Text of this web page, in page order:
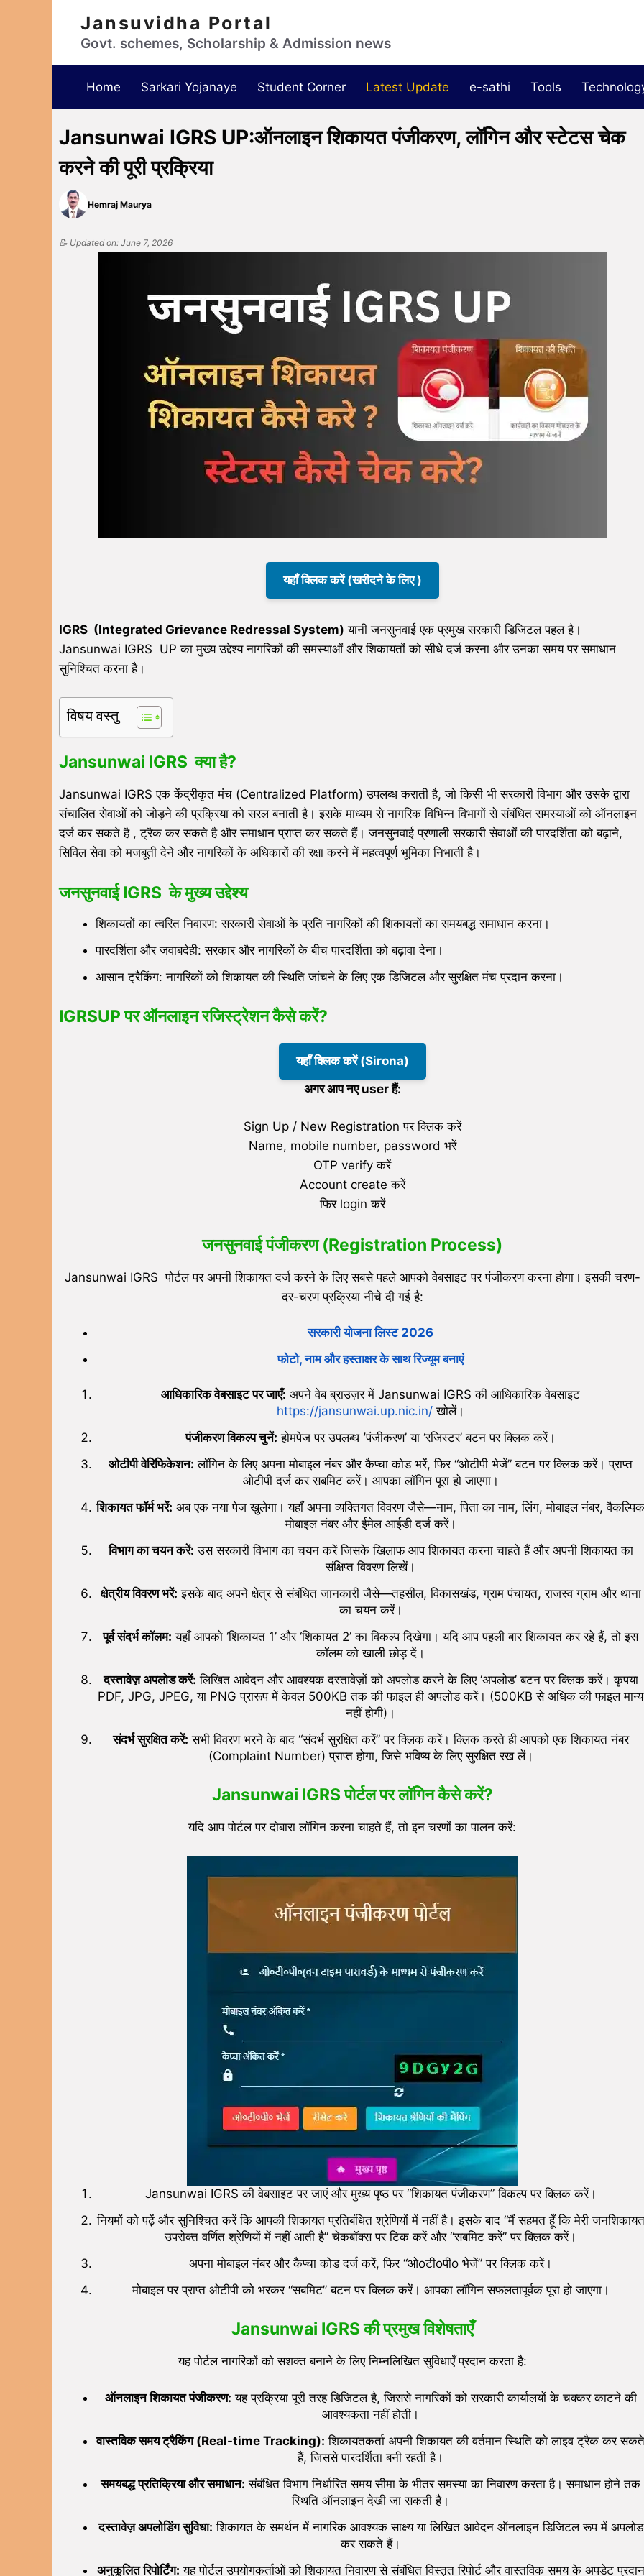
Jansuvidha Portal
Govt. schemes, Scholarship & Admission news
Home Sarkari Yojanaye Student Corner Latest Update e-sathi Tools
Jansunwai IGRS UP:ऑनलाइन शिकायत पंजीकरण, लॉगिन और स्टेटस चेक
करने की पूरी प्रक्रिया
Hemraj Maurya
📝 Updated on: June 7, 2026
यहाँ क्लिक करें (खरीदने के लिए )
IGRS (Integrated Grievance Redressal System) यानी जनसुनवाई एक प्रमुख सरकारी डिजिटल पहल है।
Jansunwai IGRS UP का मुख्य उद्देश्य नागरिकों की समस्याओं और शिकायतों को सीधे दर्ज करना और उनका समय पर समाधान
सुनिश्चित करना है।
विषय वस्तु
Jansunwai IGRS क्या है?
Jansunwai IGRS एक केंद्रीकृत मंच (Centralized Platform) उपलब्ध कराती है, जो किसी भी सरकारी विभाग और उसके द्वारा
संचालित सेवाओं को जोड़ने की प्रक्रिया को सरल बनाती है। इसके माध्यम से नागरिक विभिन्न विभागों से संबंधित समस्याओं को ऑनलाइन
दर्ज कर सकते है , ट्रैक कर सकते है और समाधान प्राप्त कर सकते हैं। जनसुनवाई प्रणाली सरकारी सेवाओं की पारदर्शिता को बढ़ाने,
सिविल सेवा को मजबूती देने और नागरिकों के अधिकारों की रक्षा करने में महत्वपूर्ण भूमिका निभाती है।
जनसुनवाई IGRS के मुख्य उद्देश्य
शिकायतों का त्वरित निवारण: सरकारी सेवाओं के प्रति नागरिकों की शिकायतों का समयबद्ध समाधान करना।
पारदर्शिता और जवाबदेही: सरकार और नागरिकों के बीच पारदर्शिता को बढ़ावा देना।
आसान ट्रैकिंग: नागरिकों को शिकायत की स्थिति जांचने के लिए एक डिजिटल और सुरक्षित मंच प्रदान करना।
IGRSUP पर ऑनलाइन रजिस्ट्रेशन कैसे करें?
यहाँ क्लिक करें (Sirona)
अगर आप नए user हैं:
Sign Up / New Registration पर क्लिक करें
Name, mobile number, password भरें
OTP verify करें
Account create करें
फिर login करें
जनसुनवाई पंजीकरण (Registration Process)
Jansunwai IGRS पोर्टल पर अपनी शिकायत दर्ज करने के लिए सबसे पहले आपको वेबसाइट पर पंजीकरण करना होगा। इसकी चरण-
दर-चरण प्रक्रिया नीचे दी गई है:
सरकारी योजना लिस्ट 2026
फोटो, नाम और हस्ताक्षर के साथ रिज्यूम बनाएं
आधिकारिक वेबसाइट पर जाएँ: अपने वेब ब्राउज़र में Jansunwai IGRS की आधिकारिक वेबसाइट
https://jansunwai.up.nic.in/ खोलें।
पंजीकरण विकल्प चुनें: होमपेज पर उपलब्ध ‘पंजीकरण’ या ‘रजिस्टर’ बटन पर क्लिक करें।
ओटीपी वेरिफिकेशन: लॉगिन के लिए अपना मोबाइल नंबर और कैप्चा कोड भरें, फिर “ओटीपी भेजें” बटन पर क्लिक करें। प्राप्त
ओटीपी दर्ज कर सबमिट करें। आपका लॉगिन पूरा हो जाएगा।
शिकायत फॉर्म भरें: अब एक नया पेज खुलेगा। यहाँ अपना व्यक्तिगत विवरण जैसे—नाम, पिता का नाम, लिंग, मोबाइल नंबर, वैकल्पिक
मोबाइल नंबर और ईमेल आईडी दर्ज करें।
विभाग का चयन करें: उस सरकारी विभाग का चयन करें जिसके खिलाफ आप शिकायत करना चाहते हैं और अपनी शिकायत का
संक्षिप्त विवरण लिखें।
क्षेत्रीय विवरण भरें: इसके बाद अपने क्षेत्र से संबंधित जानकारी जैसे—तहसील, विकासखंड, ग्राम पंचायत, राजस्व ग्राम और थाना
का चयन करें।
पूर्व संदर्भ कॉलम: यहाँ आपको ‘शिकायत 1’ और ‘शिकायत 2’ का विकल्प दिखेगा। यदि आप पहली बार शिकायत कर रहे हैं, तो इस
कॉलम को खाली छोड़ दें।
दस्तावेज़ अपलोड करें: लिखित आवेदन और आवश्यक दस्तावेज़ों को अपलोड करने के लिए ‘अपलोड’ बटन पर क्लिक करें। कृपया
PDF, JPG, JPEG, या PNG प्रारूप में केवल 500KB तक की फाइल ही अपलोड करें। (500KB से अधिक की फाइल मान्य
नहीं होगी)।
संदर्भ सुरक्षित करें: सभी विवरण भरने के बाद “संदर्भ सुरक्षित करें” पर क्लिक करें। क्लिक करते ही आपको एक शिकायत नंबर
(Complaint Number) प्राप्त होगा, जिसे भविष्य के लिए सुरक्षित रख लें।
Jansunwai IGRS पोर्टल पर लॉगिन कैसे करें?
यदि आप पोर्टल पर दोबारा लॉगिन करना चाहते हैं, तो इन चरणों का पालन करें:
Jansunwai IGRS की वेबसाइट पर जाएं और मुख्य पृष्ठ पर “शिकायत पंजीकरण” विकल्प पर क्लिक करें।
नियमों को पढ़ें और सुनिश्चित करें कि आपकी शिकायत प्रतिबंधित श्रेणियों में नहीं है। इसके बाद “मैं सहमत हूँ कि मेरी जनशिकायत
उपरोक्त वर्णित श्रेणियों में नहीं आती है” चेकबॉक्स पर टिक करें और “सबमिट करें” पर क्लिक करें।
अपना मोबाइल नंबर और कैप्चा कोड दर्ज करें, फिर “ओoटीoपीo भेजें” पर क्लिक करें।
मोबाइल पर प्राप्त ओटीपी को भरकर “सबमिट” बटन पर क्लिक करें। आपका लॉगिन सफलतापूर्वक पूरा हो जाएगा।
Jansunwai IGRS की प्रमुख विशेषताएँ
यह पोर्टल नागरिकों को सशक्त बनाने के लिए निम्नलिखित सुविधाएँ प्रदान करता है:
ऑनलाइन शिकायत पंजीकरण: यह प्रक्रिया पूरी तरह डिजिटल है, जिससे नागरिकों को सरकारी कार्यालयों के चक्कर काटने की
आवश्यकता नहीं होती।
वास्तविक समय ट्रैकिंग (Real-time Tracking): शिकायतकर्ता अपनी शिकायत की वर्तमान स्थिति को लाइव ट्रैक कर सकते
हैं, जिससे पारदर्शिता बनी रहती है।
समयबद्ध प्रतिक्रिया और समाधान: संबंधित विभाग निर्धारित समय सीमा के भीतर समस्या का निवारण करता है। समाधान होने तक
स्थिति ऑनलाइन देखी जा सकती है।
दस्तावेज़ अपलोडिंग सुविधा: शिकायत के समर्थन में नागरिक आवश्यक साक्ष्य या लिखित आवेदन ऑनलाइन डिजिटल रूप में अपलोड
कर सकते हैं।
अनुकूलित रिपोर्टिंग: यह पोर्टल उपयोगकर्ताओं को शिकायत निवारण से संबंधित विस्तृत रिपोर्ट और वास्तविक समय के अपडेट प्रदान